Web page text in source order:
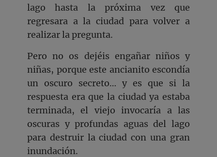
lago hasta la próxima vez que
regresara a la ciudad para volver a
realizar la pregunta.
Pero no os dejéis engañar niños y
niñas, porque este ancianito escondía
un oscuro secreto… y es que si la
respuesta era que la ciudad ya estaba
terminada, el viejo invocaría a las
oscuras y profundas aguas del lago
para destruir la ciudad con una gran
inundación.